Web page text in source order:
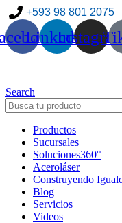
+593 98 801 2075
Linkedin
Search
Productos
Sucursales
Soluciones360°
Aceroláser
Construyendo
Blog
Servicios
Videos